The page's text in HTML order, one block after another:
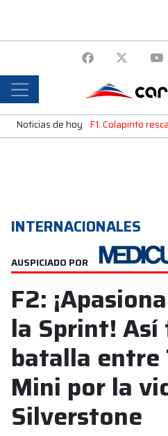
Noticias de hoy F1: Colapinto
INTERNACIONALES
AUSPICIADO POR
F2:
la Sprint! Así
batalla entre
Mini por la
Silverstone